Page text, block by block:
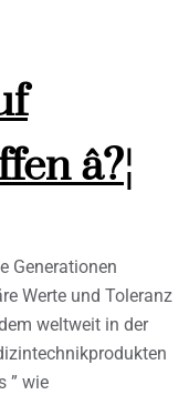
â?¦
Generationen
Werte und Toleranz
weltweit in der
” wie